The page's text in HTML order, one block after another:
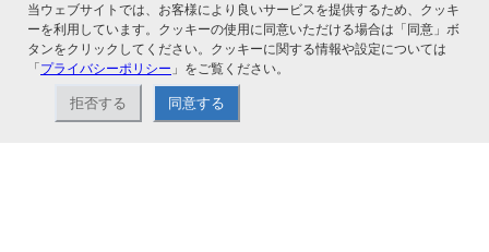
関連サービス
当ウェブサイトでは、お客様により良いサービスを提供するため、クッキ
ーを利用しています。クッキーの使用に同意いただける場合は「同意」ボ
タンをクリックしてください。クッキーに関する情報や設定については
「プライバシーポリシー 」をご覧ください。
拒否する 同意する